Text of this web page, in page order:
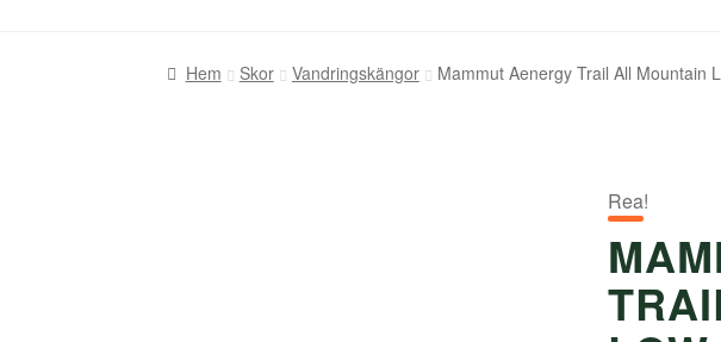
Hem Skor Vandringskängor Mammut Aenergy Trail All Mountain
Rea!